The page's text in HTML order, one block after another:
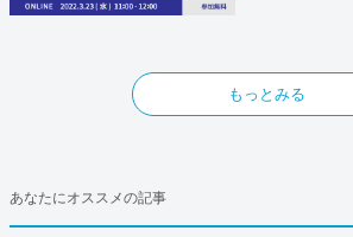
もっとみる
あなたにオススメの記事